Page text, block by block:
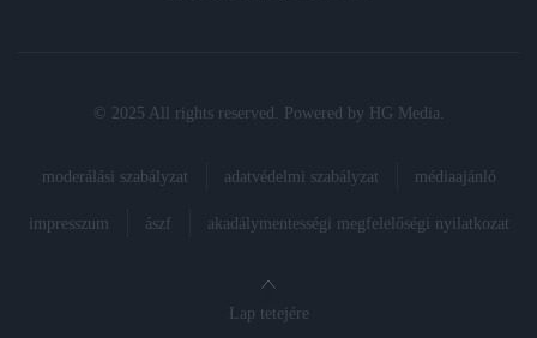
© 2025 All rights reserved. Powered by HG Media
moderálási szabályzat adatvédelmi szabályzat médiaajánló
impresszum ászf akadálymentességi megfelelőségi nyilatkozat
Lap tetejére